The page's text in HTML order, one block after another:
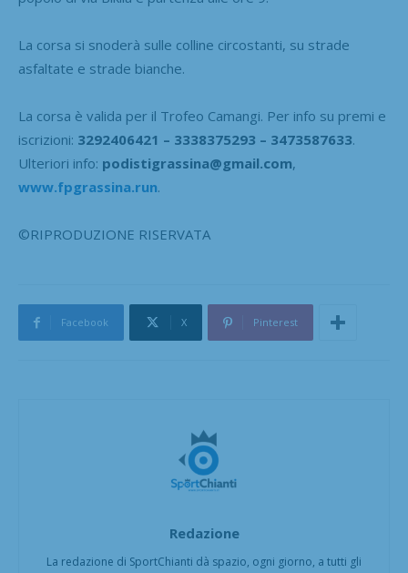
La corsa si snoderà sulle colline circostanti, su strade
asfaltate e strade bianche.
La corsa è valida per il Trofeo Camangi. Per info su premi e
iscrizioni: 3292406421 – 3338375293 – 3473587633.
Ulteriori info: podistigrassina@gmail.com,
www.fpgrassina.run.
©RIPRODUZIONE RISERVATA
Facebook X Pinterest
Redazione
La redazione di SportChianti dà spazio, ogni giorno, a tutti gli